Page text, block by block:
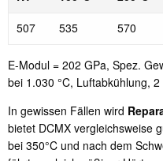
507
535 570
E-Modul = 202 GPa, Spez.
bei 1.030 °C, Luftabkühlung,
In gewissen Fällen wird
bietet DCMX vergleichsweise
bei 350°C und nach dem